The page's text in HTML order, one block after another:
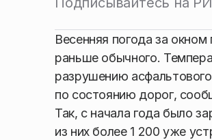
Весенняя погода за
раньше обычного.
разрушению
по состоянию дорог,
Так, с начала года было
из них более 1 200 уже